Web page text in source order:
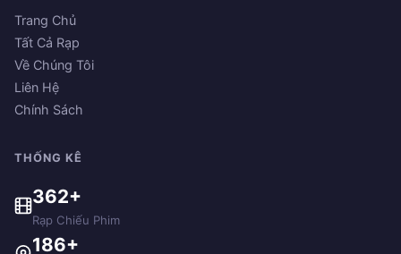
Trang Chủ
Tất Cả Rạp
Về Chúng Tôi
Liên Hệ
Chính Sách
THỐNG KÊ
362+
Rạp Chiếu Phim
186+